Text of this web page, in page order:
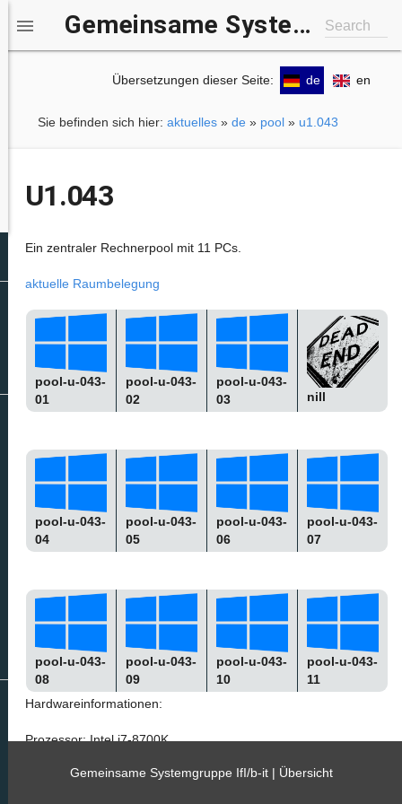
 Gemeinsame Systemgruppe IfI/b-it Search
Übersetzungen dieser Seite: de en
Sie befinden sich hier: aktuelles » de » pool » u1.043
U1.043
Ein zentraler Rechnerpool mit 11 PCs.
aktuelle Raumbelegung
pool-u-043-
01
pool-u-043-
02
pool-u-043-
03
nill
pool-u-043-
04
pool-u-043-
05
pool-u-043-
06
pool-u-043-
07
pool-u-043-
08
pool-u-043-
09
pool-u-043-
10
pool-u-043-
11
Hardwareinformationen:
Prozessor: Intel i7-8700K
Gemeinsame Systemgruppe IfI/b-it | Übersicht